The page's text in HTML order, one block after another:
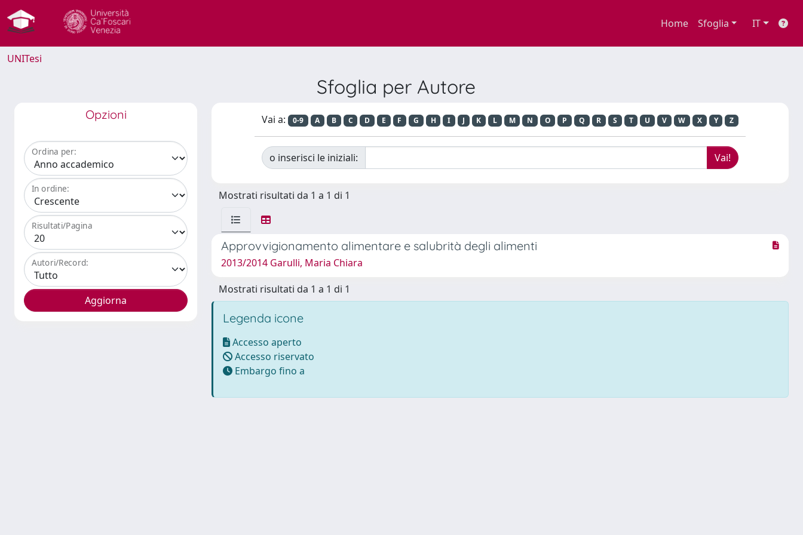
Home Sfoglia IT
UNITesi
Sfoglia per Autore
Opzioni
Ordina per:
In ordine:
Risultati/Pagina
Autori/Record:
Vai a: 0-9 A B C D E F G H I J K L M N O P Q R S T U V W X Y Z
o inserisci le iniziali:
Mostrati risultati da 1 a 1 di 1
Approvvigionamento alimentare e salubrità degli alimenti
2013/2014 Garulli, Maria Chiara
Mostrati risultati da 1 a 1 di 1
Legenda icone
Accesso aperto
Accesso riservato
Embargo fino a